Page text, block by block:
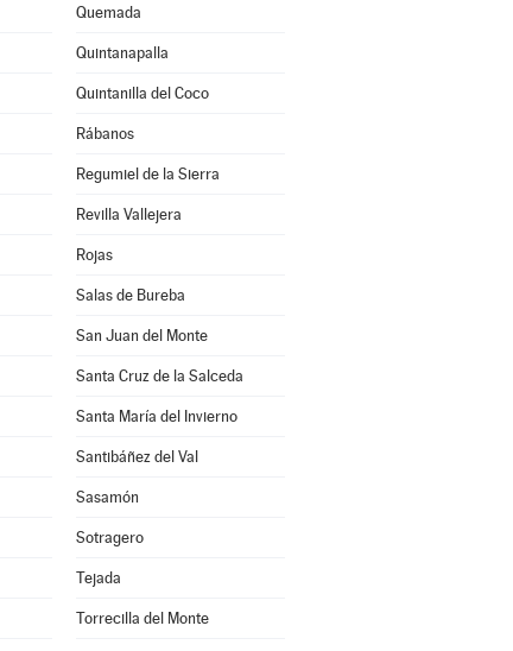
Quemada
Quintanapalla
Quintanilla del Coco
Rábanos
Regumiel de la Sierra
Revilla Vallejera
Rojas
Salas de Bureba
San Juan del Monte
Santa Cruz de la Salceda
Santa María del Invierno
Santibáñez del Val
Sasamón
Sotragero
Tejada
Torrecilla del Monte